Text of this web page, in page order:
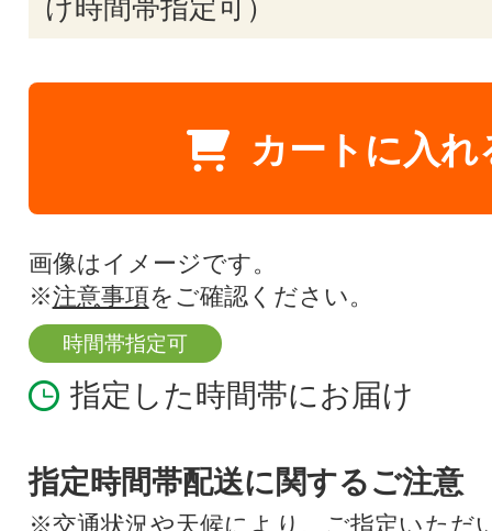
け時間帯指定可）
カートに入れ
画像はイメージです。
※注意事項をご確認ください。
時間帯指定可
指定した時間帯にお届け
指定時間帯配送に関するご注意
※交通状況や天候により、ご指定いただ